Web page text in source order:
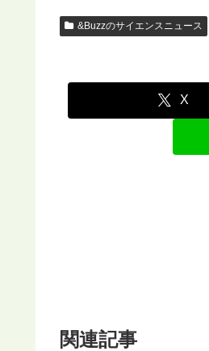
&Buzzのサイエンスニュース
X
関連記事